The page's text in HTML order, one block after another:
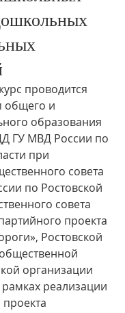
проводится
общего и
образования
ГУ МВД России по
при
совета
по Ростовской
совета
проекта
Ростовской
организации
реализации